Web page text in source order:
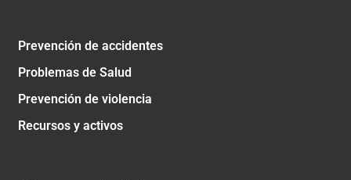
Prevención de accidentes
Problemas de Salud
Prevención de violencia
Recursos y activos